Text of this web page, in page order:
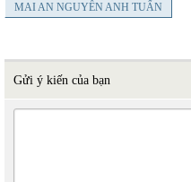
MAI AN NGUYỄN ANH TUẤN
Gửi ý kiến của bạn